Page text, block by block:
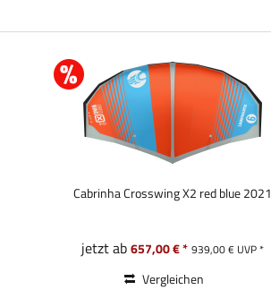
Cabrinha Crosswing X2 red blue 2021
jetzt ab657,00 € * 939,00 € UVP *
Vergleichen